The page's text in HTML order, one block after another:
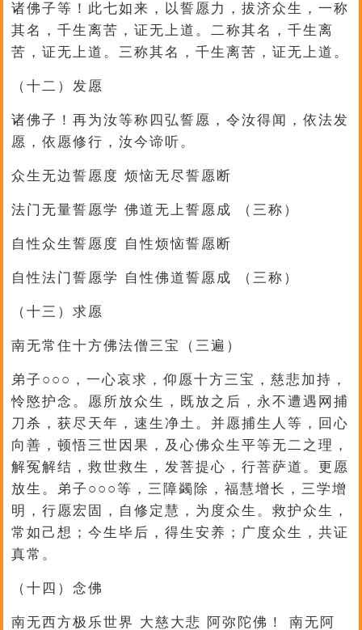
诸佛子等！此七如来，以誓愿力，拔济众生，一称
其名，千生离苦，证无上道。二称其名，千生离
苦，证无上道。三称其名，千生离苦，证无上道。
（十二）发愿
诸佛子！再为汝等称四弘誓愿，令汝得闻，依法发
愿，依愿修行，汝今谛听。
众生无边誓愿度 烦恼无尽誓愿断
法门无量誓愿学 佛道无上誓愿成 （三称）
自性众生誓愿度 自性烦恼誓愿断
自性法门誓愿学 自性佛道誓愿成 （三称）
（十三）求愿
南无常住十方佛法僧三宝（三遍）
弟子○○○，一心哀求，仰愿十方三宝，慈悲加持，
怜愍护念。愿所放众生，既放之后，永不遭遇网捕
刀杀，获尽天年，速生净土。并愿捕生人等，回心
向善，顿悟三世因果，及心佛众生平等无二之理，
解冤解结，救世救生，发菩提心，行菩萨道。更愿
放生。弟子○○○等，三障蠲除，福慧增长，三学增
明，行愿宏固，自修定慧，为度众生。救护众生，
常如己想；今生毕后，得生安养；广度众生，共证
真常。
（十四）念佛
南无西方极乐世界 大慈大悲 阿弥陀佛！ 南无阿